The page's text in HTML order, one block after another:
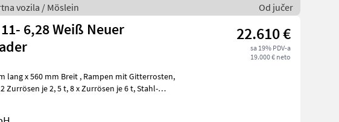
vozila / Möslein Od jučer
6,28 Weiß Neuer
22.610 €
sa 19% PDV-a
19.000 € neto
Breit , Rampen mit Gitterrosten,